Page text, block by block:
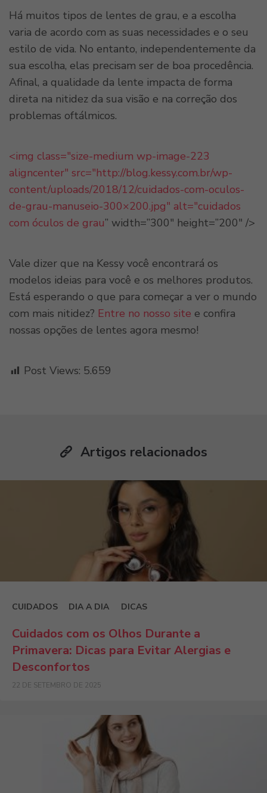
Há muitos tipos de lentes de grau, e a escolha
varia de acordo com as suas necessidades e o seu
estilo de vida. No entanto, independentemente da
sua escolha, elas precisam ser de boa procedência.
Afinal, a qualidade da lente impacta de forma
direta na nitidez da sua visão e na correção dos
problemas oftálmicos.
<img class="size-medium wp-image-223
aligncenter" src="http://blog.kessy.com.br/wp-
content/uploads/2018/12/cuidados-com-oculos-
de-grau-manuseio-300×200.jpg" alt="cuidados
com óculos de grau” width=”300″ height=”200″ />
Vale dizer que na Kessy você encontrará os
modelos ideias para você e os melhores produtos.
Está esperando o que para começar a ver o mundo
com mais nitidez? Entre no nosso site e confira
nossas opções de lentes agora mesmo!
Post Views: 5.659
Artigos relacionados
CUIDADOS DIA A DIA DICAS
Cuidados com os Olhos Durante a
Primavera: Dicas para Evitar Alergias e
Desconfortos
22 DE SETEMBRO DE 2025